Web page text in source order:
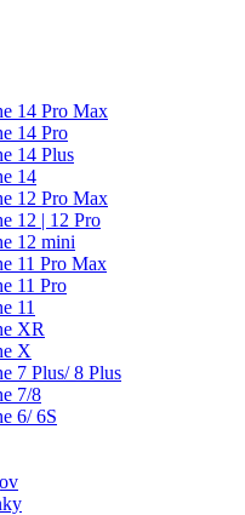
14 Pro Max
14 Pro
14 Plus
14
12 Pro Max
12 | 12 Pro
12 mini
11 Pro Max
11 Pro
11
XR
X
7 Plus/ 8 Plus
7/8
6/ 6S